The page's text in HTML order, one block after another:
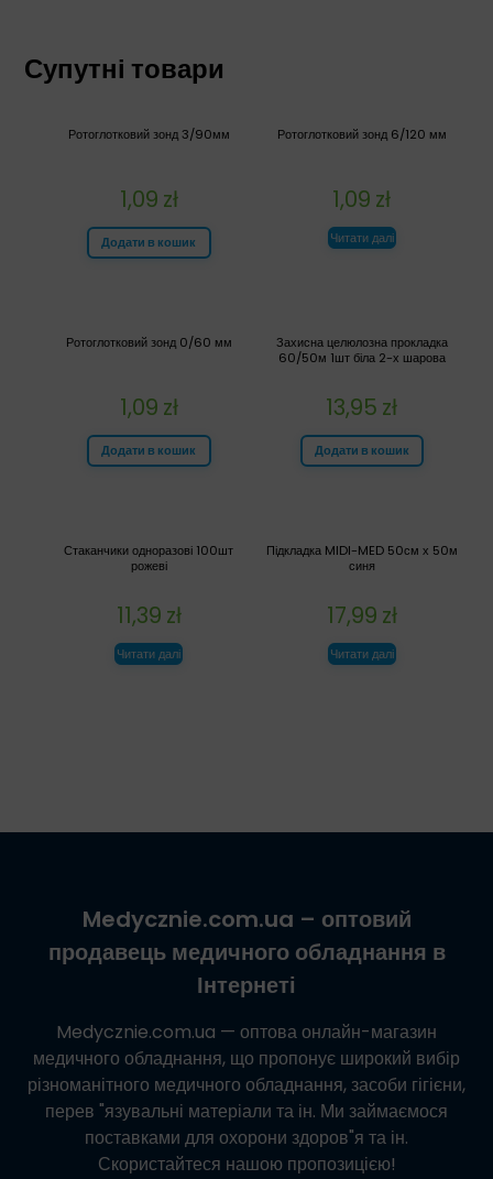
Супутні товари
Ротоглотковий зонд 6/120 мм
1,09 zł
Читати далі
Ротоглотковий зонд 3/90мм
1,09 zł
Додати в кошик
Захисна целюлозна прокладка
60/50м 1шт біла 2-х шарова
13,95 zł
Додати в кошик
Ротоглотковий зонд 0/60 мм
1,09 zł
Додати в кошик
Підкладка MIDI-MED 50см х 50м
синя
17,99 zł
Читати далі
Стаканчики одноразові 100шт
рожеві
11,39 zł
Читати далі
Medycznie.com.ua – оптовий
продавець медичного обладнання в
Інтернеті
Medycznie.com.ua — оптова онлайн-магазин
медичного обладнання, що пропонує широкий вибір
різноманітного медичного обладнання, засоби гігієни,
перев "язувальні матеріали та ін. Ми займаємося
поставками для охорони здоров"я та ін.
Скористайтеся нашою пропозицією!